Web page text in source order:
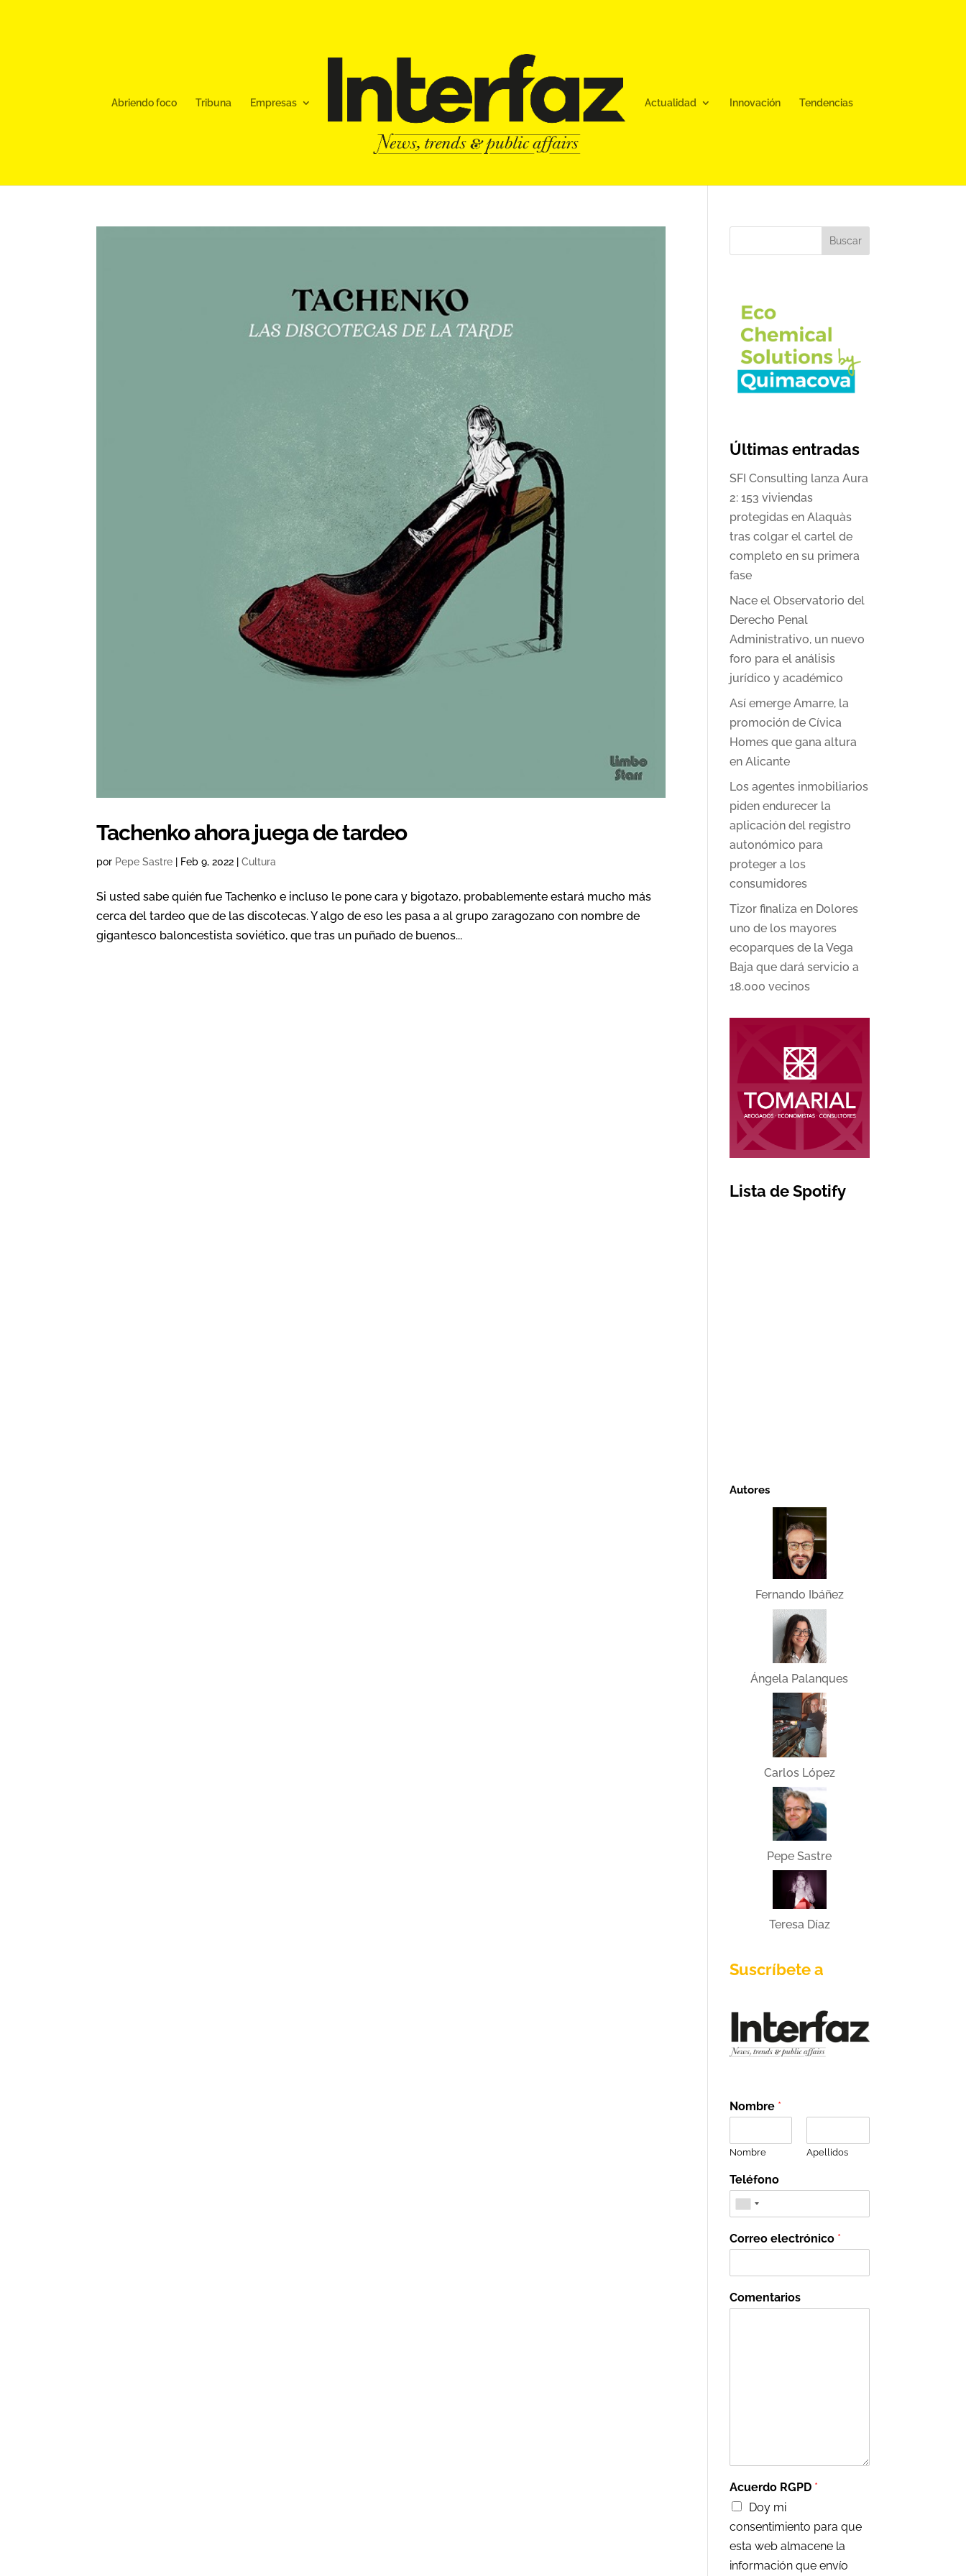
Abriendo foco Tribuna Empresas Actualidad Innovación Tendencias
Tachenko ahora juega de tardeo
por Pepe Sastre Feb 9, 2022 |Cultura
Si usted sabe quién fue Tachenko e incluso le pone cara y bigotazo, probablemente estará mucho más
cerca del tardeo que de las discotecas. Y algo de eso les pasa a al grupo zaragozano con nombre de
gigantesco baloncestista soviético, que tras un puñado de buenos...
Buscar
Últimas entradas
SFI Consulting lanza Aura
2: 153 viviendas
protegidas en Alaquàs
tras colgar el cartel de
completo en su primera
fase
Nace el Observatorio del
Derecho Penal
Administrativo, un nuevo
foro para el análisis
jurídico y académico
Así emerge Amarre, la
promoción de Cívica
Homes que gana altura
en Alicante
Los agentes inmobiliarios
piden endurecer la
aplicación del registro
autonómico para
proteger a los
consumidores
Tizor finaliza en Dolores
uno de los mayores
ecoparques de la Vega
Baja que dará servicio a
18.000 vecinos
Lista de Spotify
Autores
Fernando Ibáñez
Ángela Palanques
Carlos López
Pepe Sastre
Teresa Díaz
Suscríbete a
Nombre *
Nombre Apellidos
Teléfono
Correo electrónico *
Comentarios
Acuerdo RGPD *
Doy mi
consentimiento para que
esta web almacene la
información que envío